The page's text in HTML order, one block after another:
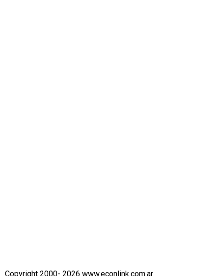
Copyright 2000- 2026 www.econlink.com.ar